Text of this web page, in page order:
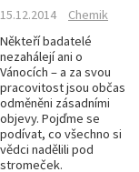
15.12.2014
Chemik
Někteří badatelé
nezahálejí ani o
Vánocích – a za svou
pracovitost jsou občas
odměněni zásadními
objevy. Pojďme se
podívat, co všechno si
vědci nadělili pod
stromeček.